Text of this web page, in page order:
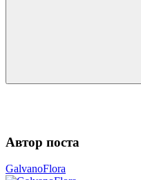
Автор поста
GalvanoFlora